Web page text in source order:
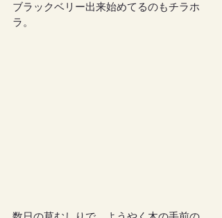
ブラックベリー出来始めてるのもチラホ
ラ。